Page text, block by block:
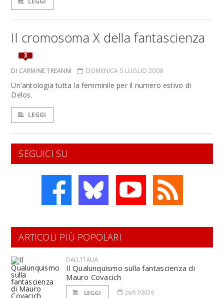
Il cromosoma X della fantascienza
3
DI CARMINE TREANNI
DOMENICA 5 LUGLIO 2009
Un'antologia tutta la femminile per il numero estivo di
Delos.
LEGGI
SEGUICI SU
ARTICOLI PIÙ POPOLARI
DALL'ITALIA
Il Qualunquismo sulla fantascienza di
Mauro Covacich
LEGGI 26/07/2026